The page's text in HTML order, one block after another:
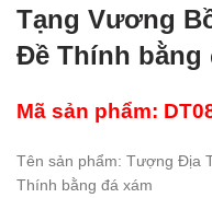
Tạng Vương
Đề Thính bằng
Mã sản phẩm:
Tên sản phẩm: Tượng Địa
Thính bằng đá xám